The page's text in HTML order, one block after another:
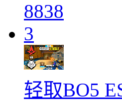
8838
3
轻取BO5